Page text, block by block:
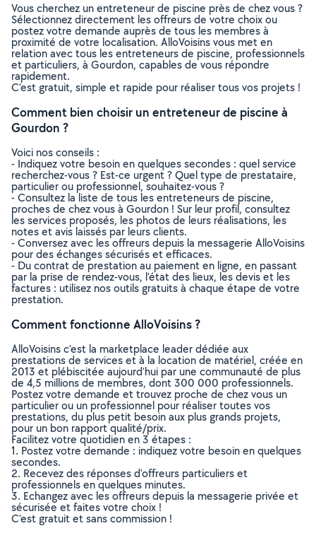
Vous cherchez un entreteneur de piscine près de chez vous ?
Sélectionnez directement les offreurs de votre choix ou
postez votre demande auprès de tous les membres à
proximité de votre localisation. AlloVoisins vous met en
relation avec tous les entreteneurs de piscine, professionnels
et particuliers, à Gourdon, capables de vous répondre
rapidement.
C’est gratuit, simple et rapide pour réaliser tous vos projets !
Comment bien choisir un entreteneur de piscine à
Gourdon ?
Voici nos conseils :
- Indiquez votre besoin en quelques secondes : quel service
recherchez-vous ? Est-ce urgent ? Quel type de prestataire,
particulier ou professionnel, souhaitez-vous ?
- Consultez la liste de tous les entreteneurs de piscine,
proches de chez vous à Gourdon ! Sur leur profil, consultez
les services proposés, les photos de leurs réalisations, les
notes et avis laissés par leurs clients.
- Conversez avec les offreurs depuis la messagerie AlloVoisins
pour des échanges sécurisés et efficaces.
- Du contrat de prestation au paiement en ligne, en passant
par la prise de rendez-vous, l’état des lieux, les devis et les
factures : utilisez nos outils gratuits à chaque étape de votre
prestation.
Comment fonctionne AlloVoisins ?
AlloVoisins c’est la marketplace leader dédiée aux
prestations de services et à la location de matériel, créée en
2013 et plébiscitée aujourd’hui par une communauté de plus
de 4,5 millions de membres, dont 300 000 professionnels.
Postez votre demande et trouvez proche de chez vous un
particulier ou un professionnel pour réaliser toutes vos
prestations, du plus petit besoin aux plus grands projets,
pour un bon rapport qualité/prix.
Facilitez votre quotidien en 3 étapes :
1. Postez votre demande : indiquez votre besoin en quelques
secondes.
2. Recevez des réponses d’offreurs particuliers et
professionnels en quelques minutes.
3. Echangez avec les offreurs depuis la messagerie privée et
sécurisée et faites votre choix !
C’est gratuit et sans commission !